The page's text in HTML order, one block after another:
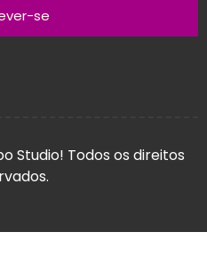
se
Studio! Todos os direitos